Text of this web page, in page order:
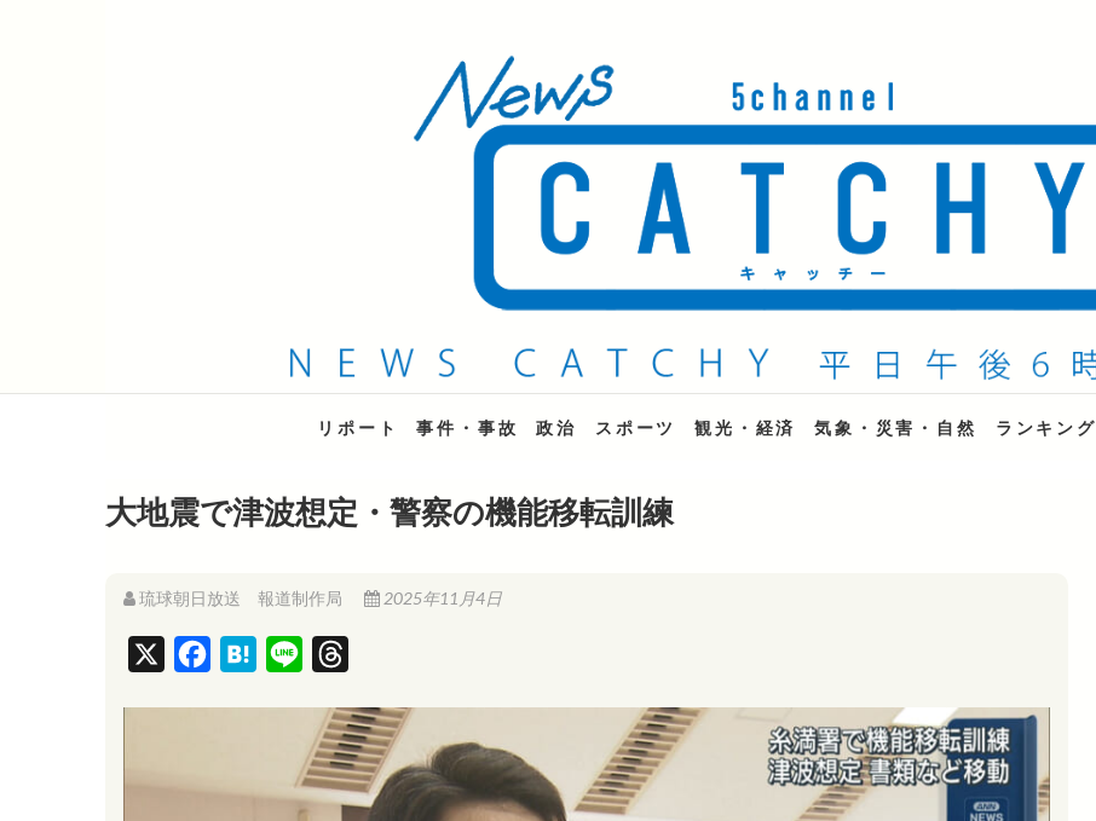
QAB NEWS Headline
キャッチー 月曜〜金曜 午後6時15分放送
リポート 事件・事故 政治 スポーツ 観光・経済 気象・災害・自然 ランキング
大地震で津波想定・警察の機能移転訓練
琉球朝日放送 報道制作局 2025年11月4日
H
n
e
r
e
a